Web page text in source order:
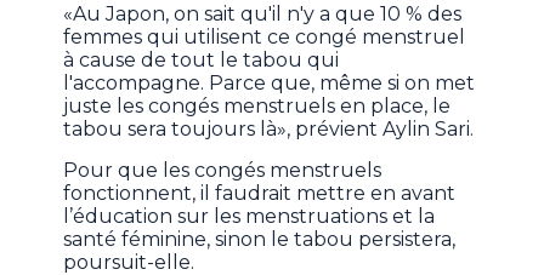
«Au Japon, on sait qu'il n'y a que 10 % des
femmes qui utilisent ce congé menstruel
à cause de tout le tabou qui
l'accompagne. Parce que, même si on met
juste les congés menstruels en place, le
tabou sera toujours là», prévient Aylin Sari.
Pour que les congés menstruels
fonctionnent, il faudrait mettre en avant
l’éducation sur les menstruations et la
santé féminine, sinon le tabou persistera,
poursuit-elle.